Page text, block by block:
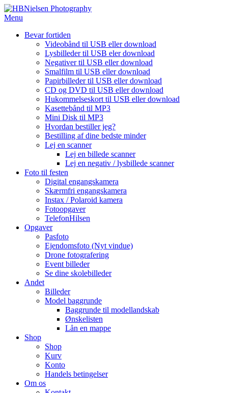
Spring
til
Menu
Bevar fortiden
Videobånd til USB eller download
Lysbilleder til USB eler download
Negativer til USB eller download
Smalfilm til USB eller download
Papirbilleder til USB eller download
CD og DVD til USB eller download
Hukommelseskort til USB eller download
Kasettebånd til MP3
Mini Disk til MP3
Hvordan bestiller jeg?
Bestilling af dine bedste minder
Lej en scanner
Lej en billede scanner
Lej en negativ / lysbillede scanner
Foto til festen
Digital engangskamera
Skærmfri engangskamera
Instax / Polaroid kamera
Fotoopgaver
TelefonHilsen
Opgaver
Pasfoto
Ejendomsfoto (Nyt vindue)
Drone fotografering
Event billeder
Se dine skolebilleder
Andet
Billeder
Model baggrunde
Baggrunde til modellandskab
Ønskelisten
Lån en mappe
Shop
Shop
Kurv
Konto
Handels betingelser
Om os